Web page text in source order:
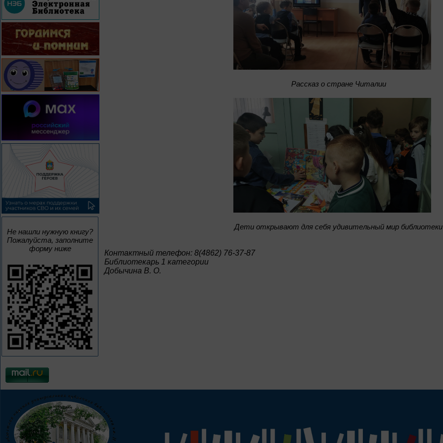
Не нашли нужную книгу?
Пожалуйста, заполните
форму ниже
Рассказ о стране Читалии
Дети открывают для себя удивительный мир библиотеки
Контактный телефон: 8(4862) 76-37-87
Библиотекарь 1 категории
Добычина В. О.